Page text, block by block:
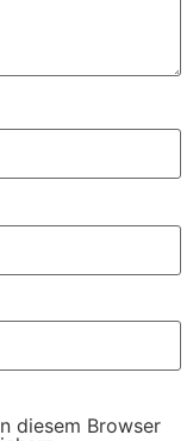
diesem Browser